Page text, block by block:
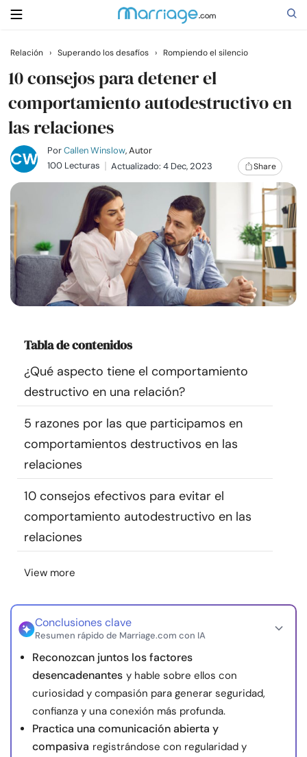
Buscar
Casarse
Relaciones
Familia
Ayuda
Cursos
Comunidad
Encuentra un terapeuta
Sobre nosotros Contáctanos Escríbenos
Publicidad con
nosotros
© Copyright 2026. Todos los derechos reservados.
Relación › Superando los desafíos › Rompiendo el silencio
10 consejos para detener el
comportamiento autodestructivo en
las relaciones
PorCallen Winslow, Autor
100 Lecturas
Actualizado: 4 Dec, 2023 Share
Tabla de contenidos
¿Qué aspecto tiene el comportamiento
destructivo en una relación?
5 razones por las que participamos en
comportamientos destructivos en las
relaciones
10 consejos efectivos para evitar el
comportamiento autodestructivo en las
relaciones
View more
Conclusiones clave
Resumen rápido de Marriage.com con IA
Reconozcan juntos los factores
desencadenantes y hable sobre ellos con
curiosidad y compasión para generar seguridad,
confianza y una conexión más profunda.
Practica una comunicación abierta y
compasiva registrándose con regularidad y